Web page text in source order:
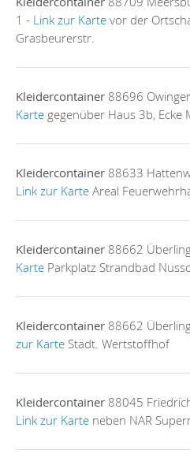
1 - Link zur Karte vor der
Grasbeurerstr.
Kleidercontainer 88696
Karte gegenüber Haus 3b, Ecke
Kleidercontainer 88633
Link zur Karte Areal
Kleidercontainer 88662
Karte Parkplatz Strandbad
Kleidercontainer 88662
zur Karte Städt. Wertstoffhof
Kleidercontainer 88045
Link zur Karte neben NAR